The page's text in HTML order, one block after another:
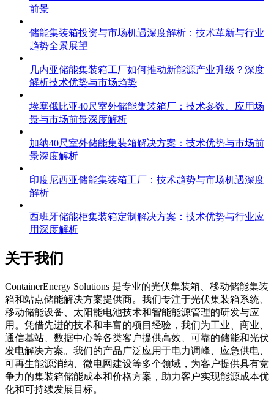
前景
储能集装箱投资与市场机遇深度解析：技术革新与行业
趋势全景展望
几内亚储能集装箱工厂如何推动新能源产业升级？深度
解析技术优势与市场趋势
埃塞俄比亚40尺室外储能集装箱厂：技术参数、应用场
景与市场前景深度解析
加纳40尺室外储能集装箱解决方案：技术优势与市场前
景深度解析
印度尼西亚储能集装箱工厂：技术趋势与市场机遇深度
解析
西班牙储能柜集装箱定制解决方案：技术优势与行业应
用深度解析
关于我们
ContainerEnergy Solutions 是专业的光伏集装箱、移动储能集装
箱和站点储能解决方案提供商。我们专注于光伏集装箱系统、
移动储能设备、太阳能电池技术和智能能源管理的研发与应
用。凭借先进的技术和丰富的项目经验，我们为工业、商业、
通信基站、数据中心等各类客户提供高效、可靠的储能和光伏
发电解决方案。我们的产品广泛应用于电力调峰、应急供电、
可再生能源消纳、微电网建设等多个领域，为客户提供具有竞
争力的集装箱储能成本和价格方案，助力客户实现能源成本优
化和可持续发展目标。